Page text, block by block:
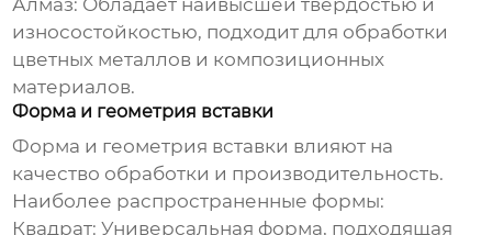
Алмаз: Обладает наивысшей твердостью и
износостойкостью, подходит для обработки
цветных металлов и композиционных
материалов.
Форма и геометрия вставки
Форма и геометрия вставки влияют на
качество обработки и производительность.
Наиболее распространенные формы:
Квадрат: Универсальная форма, подходящая